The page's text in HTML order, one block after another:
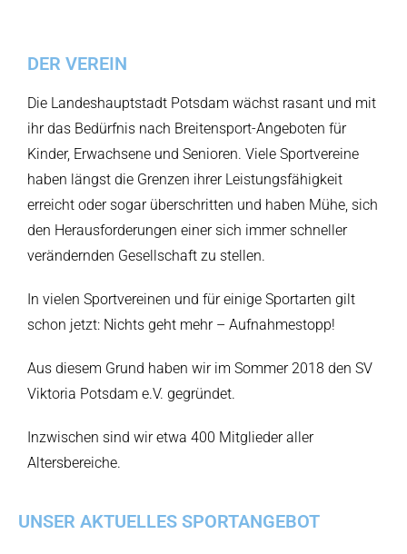
DER VEREIN
Die Landeshauptstadt Potsdam wächst rasant und mit
ihr das Bedürfnis nach Breitensport-Angeboten für
Kinder, Erwachsene und Senioren. Viele Sportvereine
haben längst die Grenzen ihrer Leistungsfähigkeit
erreicht oder sogar überschritten und haben Mühe, sich
den Herausforderungen einer sich immer schneller
verändernden Gesellschaft zu stellen.
In vielen Sportvereinen und für einige Sportarten gilt
schon jetzt: Nichts geht mehr – Aufnahmestopp!
Aus diesem Grund haben wir im Sommer 2018 den SV
Viktoria Potsdam e.V. gegründet.
Inzwischen sind wir etwa 400 Mitglieder aller
Altersbereiche.
UNSER AKTUELLES SPORTANGEBOT